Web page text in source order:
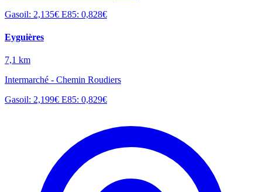
Gasoil: 2,135€ E85: 0,828€
Eyguières
7,1 km
Intermarché - Chemin Roudiers
Gasoil: 2,199€ E85: 0,829€